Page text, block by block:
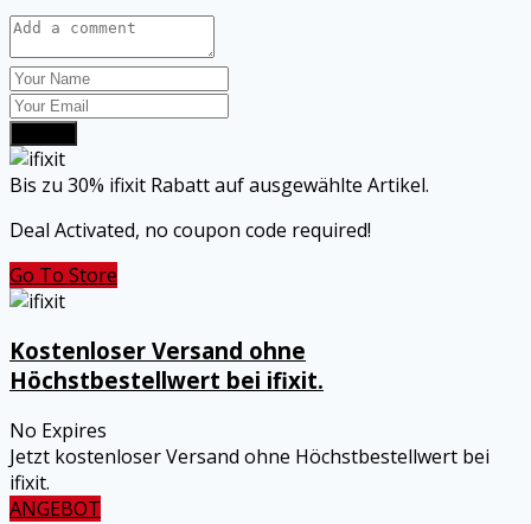
Bis zu 30% ifixit Rabatt auf ausgewählte Artikel.
Deal Activated, no coupon code required!
Go To Store
Kostenloser Versand ohne
Höchstbestellwert bei ifixit.
No Expires
Jetzt kostenloser Versand ohne Höchstbestellwert bei
ifixit.
ANGEBOT